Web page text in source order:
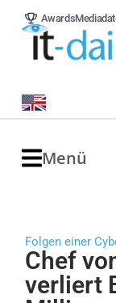
Awards
Menü
Folgen einer
Chef
verliert